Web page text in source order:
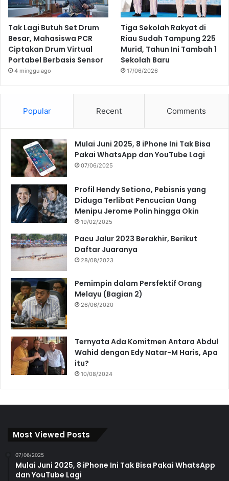
Tak Lagi Butuh Set Drum
Besar, Mahasiswa PCR
Ciptakan Drum Virtual
Portabel Berbasis Sensor
4 minggu ago
Tiga Sekolah Rakyat di
Riau Sudah Tampung 225
Murid, Tahun Ini Tambah 1
Sekolah Baru
17/06/2026
Popular Recent Comments
Mulai Juni 2025, 8 iPhone Ini Tak Bisa
Pakai WhatsApp dan YouTube Lagi
07/06/2025
Profil Hendy Setiono, Pebisnis yang
Diduga Terlibat Pencucian Uang
Menipu Jerome Polin hingga Okin
19/02/2025
Pacu Jalur 2023 Berakhir, Berikut
Daftar Juaranya
28/08/2023
Pemimpin dalam Persfektif Orang
Melayu (Bagian 2)
26/06/2020
Ternyata Ada Komitmen Antara Abdul
Wahid dengan Edy Natar-M Haris, Apa
itu?
10/08/2024
Most Viewed Posts
07/06/2025
Mulai Juni 2025, 8 iPhone Ini Tak Bisa Pakai WhatsApp
dan YouTube Lagi